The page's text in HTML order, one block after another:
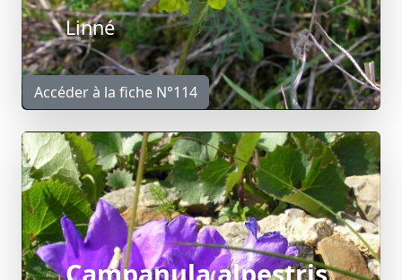
Linné
Accéder à la fiche N°114
Campanula alpestris